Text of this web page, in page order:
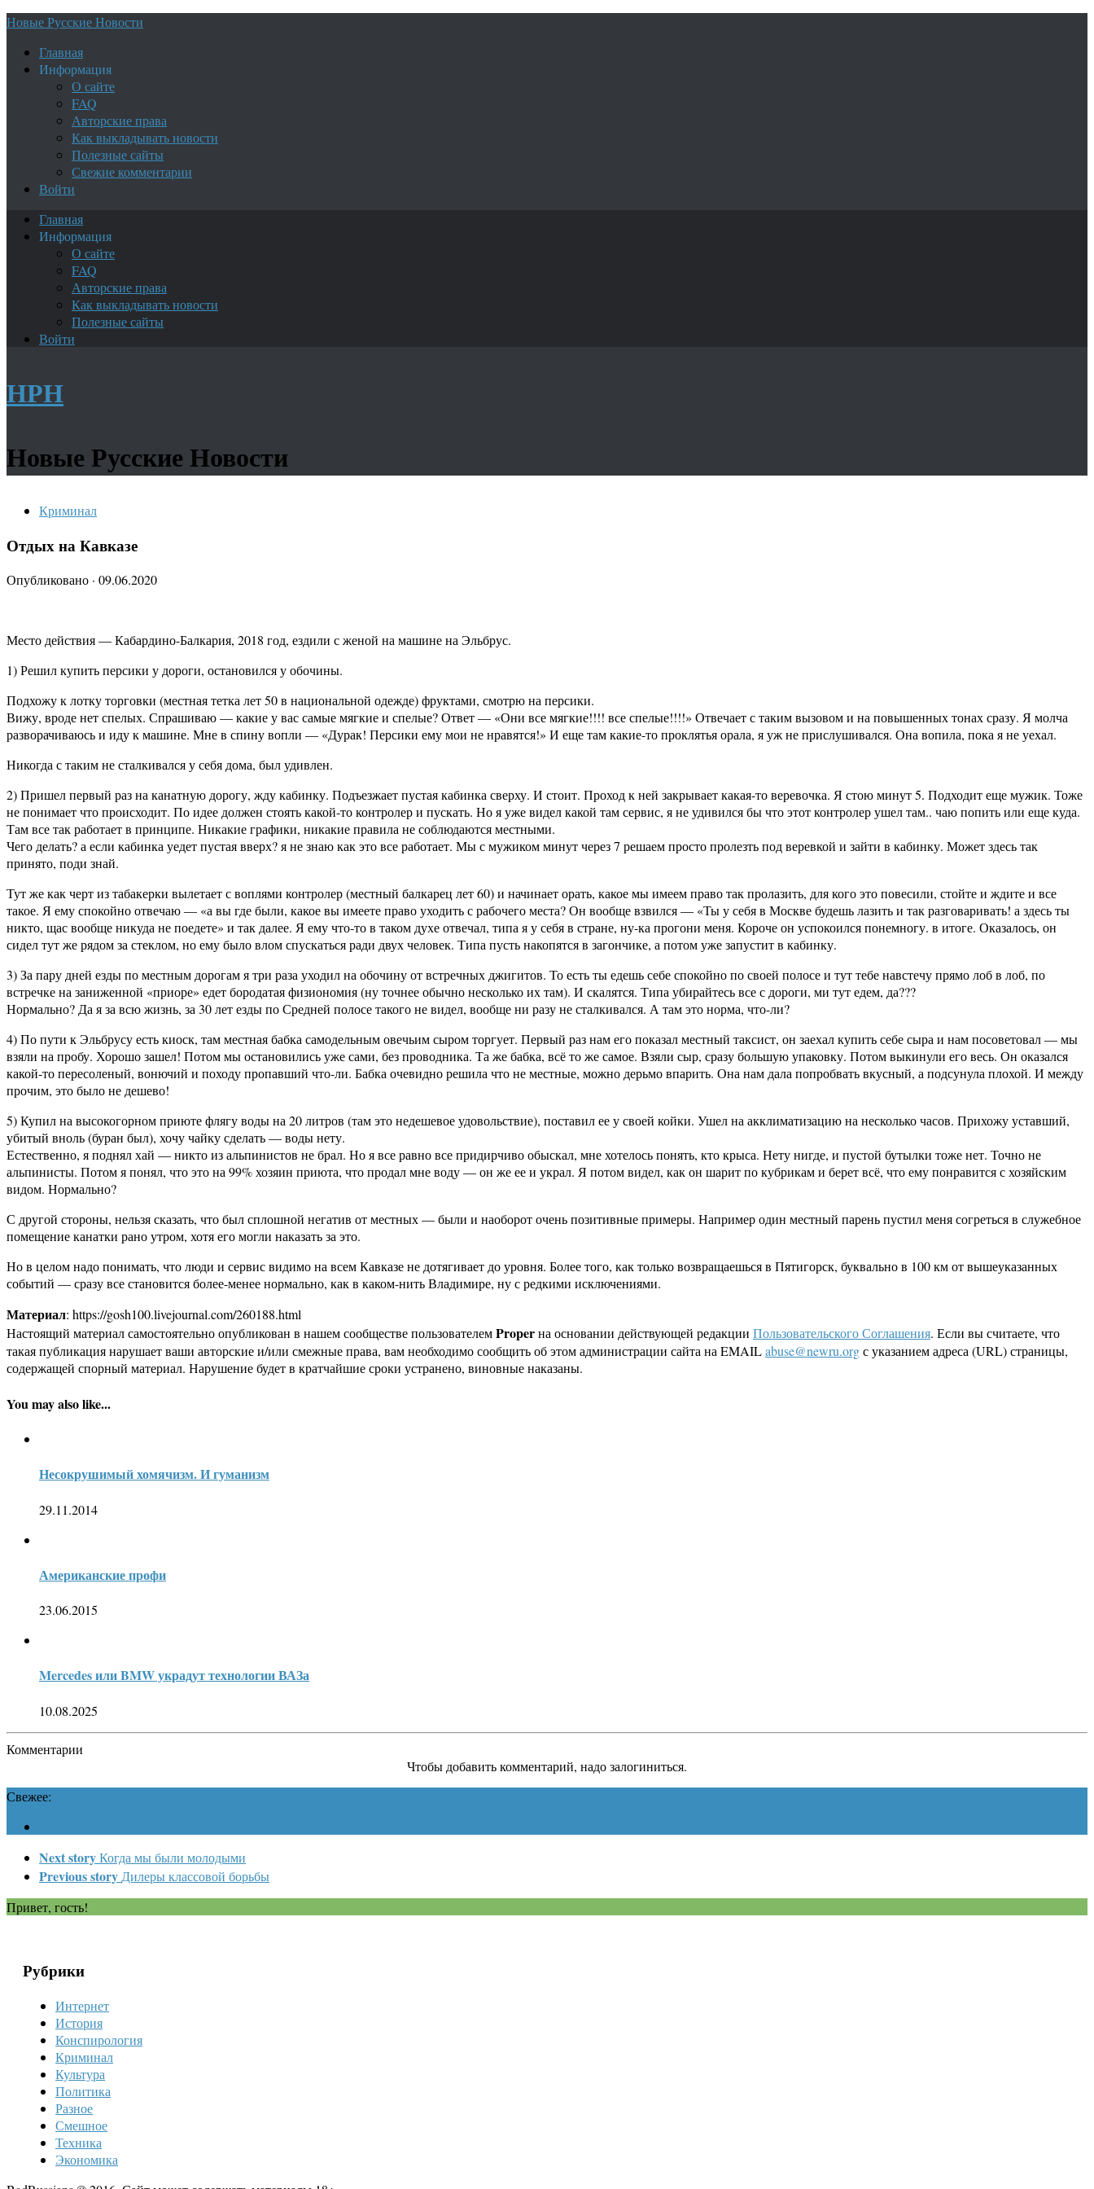
Новые Русские Новости
Главная
Информация
О сайте
FAQ
Авторские права
Как выкладывать новости
Полезные сайты
Свежие комментарии
Войти
Главная
Информация
О сайте
FAQ
Авторские права
Как выкладывать новости
Полезные сайты
Войти
НРН
Новые Русские Новости
Криминал
Отдых на Кавказе
Опубликовано · 09.06.2020
Место действия — Кабардино-Балкария, 2018 год, ездили с женой на машине на Эльбрус.
1) Решил купить персики у дороги, остановился у обочины.
Подхожу к лотку торговки (местная тетка лет 50 в национальной одежде) фруктами, смотрю на персики.
Вижу, вроде нет спелых. Спрашиваю — какие у вас самые мягкие и спелые? Ответ — «Они все мягкие!!!! все спелые!!!!» Отвечает с таким вызовом и на повышенных тонах сразу. Я молча
разворачиваюсь и иду к машине. Мне в спину вопли — «Дурак! Персики ему мои не нравятся!» И еще там какие-то проклятья орала, я уж не прислушивался. Она вопила, пока я не уехал.
Никогда с таким не сталкивался у себя дома, был удивлен.
2) Пришел первый раз на канатную дорогу, жду кабинку. Подъезжает пустая кабинка сверху. И стоит. Проход к ней закрывает какая-то веревочка. Я стою минут 5. Подходит еще мужик. Тоже
не понимает что происходит. По идее должен стоять какой-то контролер и пускать. Но я уже видел какой там сервис, я не удивился бы что этот контролер ушел там.. чаю попить или еще куда.
Там все так работает в принципе. Никакие графики, никакие правила не соблюдаются местными.
Чего делать? а если кабинка уедет пустая вверх? я не знаю как это все работает. Мы с мужиком минут через 7 решаем просто пролезть под веревкой и зайти в кабинку. Может здесь так
принято, поди знай.
Тут же как черт из табакерки вылетает с воплями контролер (местный балкарец лет 60) и начинает орать, какое мы имеем право так пролазить, для кого это повесили, стойте и ждите и все
такое. Я ему спокойно отвечаю — «а вы где были, какое вы имеете право уходить с рабочего места? Он вообще взвился — «Ты у себя в Москве будешь лазить и так разговаривать! а здесь ты
никто, щас вообще никуда не поедете» и так далее. Я ему что-то в таком духе отвечал, типа я у себя в стране, ну-ка прогони меня. Короче он успокоился понемногу. в итоге. Оказалось, он
сидел тут же рядом за стеклом, но ему было влом спускаться ради двух человек. Типа пусть накопятся в загончике, а потом уже запустит в кабинку.
3) За пару дней езды по местным дорогам я три раза уходил на обочину от встречных джигитов. То есть ты едешь себе спокойно по своей полосе и тут тебе навстечу прямо лоб в лоб, по
встречке на заниженной «приоре» едет бородатая физиономия (ну точнее обычно несколько их там). И скалятся. Типа убирайтесь все с дороги, ми тут едем, да???
Нормально? Да я за всю жизнь, за 30 лет езды по Средней полосе такого не видел, вообще ни разу не сталкивался. А там это норма, что-ли?
4) По пути к Эльбрусу есть киоск, там местная бабка самодельным овечьим сыром торгует. Первый раз нам его показал местный таксист, он заехал купить себе сыра и нам посоветовал — мы
взяли на пробу. Хорошо зашел! Потом мы остановились уже сами, без проводника. Та же бабка, всё то же самое. Взяли сыр, сразу большую упаковку. Потом выкинули его весь. Он оказался
какой-то пересоленый, вонючий и походу пропавший что-ли. Бабка очевидно решила что не местные, можно дерьмо впарить. Она нам дала попробвать вкусный, а подсунула плохой. И между
прочим, это было не дешево!
5) Купил на высокогорном приюте флягу воды на 20 литров (там это недешевое удовольствие), поставил ее у своей койки. Ушел на акклиматизацию на несколько часов. Прихожу уставший,
убитый вноль (буран был), хочу чайку сделать — воды нету.
Естественно, я поднял хай — никто из альпинистов не брал. Но я все равно все придирчиво обыскал, мне хотелось понять, кто крыса. Нету нигде, и пустой бутылки тоже нет. Точно не
альпинисты. Потом я понял, что это на 99% хозяин приюта, что продал мне воду — он же ее и украл. Я потом видел, как он шарит по кубрикам и берет всё, что ему понравится с хозяйским
видом. Нормально?
С другой стороны, нельзя сказать, что был сплошной негатив от местных — были и наоборот очень позитивные примеры. Например один местный парень пустил меня согреться в служебное
помещение канатки рано утром, хотя его могли наказать за это.
Но в целом надо понимать, что люди и сервис видимо на всем Кавказе не дотягивает до уровня. Более того, как только возвращаешься в Пятигорск, буквально в 100 км от вышеуказанных
событий — сразу все становится более-менее нормально, как в каком-нить Владимире, ну с редкими исключениями.
Материал: https://gosh100.livejournal.com/260188.html
Настоящий материал самостоятельно опубликован в нашем сообществе пользователемProperна основании действующей редакции Пользовательского Соглашения. Если вы считаете, что
такая публикация нарушает ваши авторские и/или смежные права, вам необходимо сообщить об этом администрации сайта на EMAILabuse@newru.orgс указанием адреса (URL) страницы,
содержащей спорный материал. Нарушение будет в кратчайшие сроки устранено, виновные наказаны.
You may also like...
Несокрушимый хомячизм. И гуманизм
29.11.2014
Американские профи
23.06.2015
Mercedes или BMW украдут технологии ВАЗа
10.08.2025
Комментарии
Чтобы добавить комментарий, надо залогиниться.
Свежее:
Next storyКогда мы были молодыми
Previous story Дилеры классовой борьбы
Привет, гость!
Рубрики
Интернет
История
Конспирология
Криминал
Культура
Политика
Разное
Смешное
Техника
Экономика